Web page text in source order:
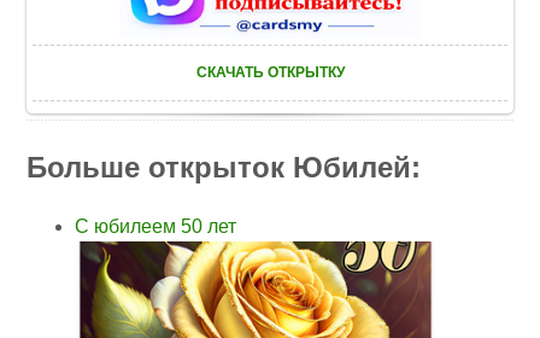
СКАЧАТЬ ОТКРЫТКУ
Больше открыток Юбилей:
С юбилеем 50 лет